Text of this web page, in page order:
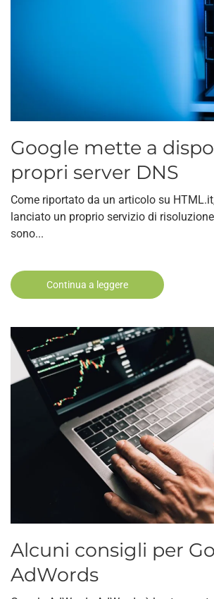
Google mette a
propri server DNS
Come riportato da un articolo su
lanciato un proprio servizio di
sono...
Continua a leggere
Alcuni consigli per
AdWords